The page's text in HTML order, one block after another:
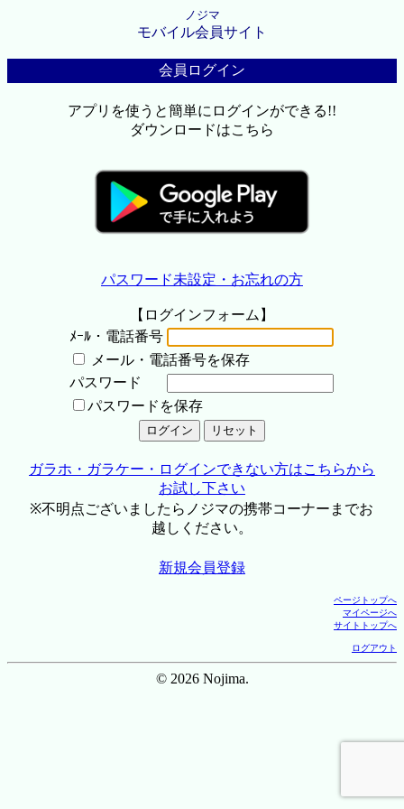
ノジマ
モバイル会員サイト
会員ログイン
アプリを使うと簡単にログインができる!!
ダウンロードはこちら
パスワード未設定・お忘れの方
【ログインフォーム】
ﾒｰﾙ・電話番号
メール・電話番号を保存
パスワード
パスワードを保存
ガラホ・ガラケー・ログインできない方はこちらから
お試し下さい
※不明点ございましたらノジマの携帯コーナーまでお
越しください。
新規会員登録
ページトップへ
マイページへ
サイトトップへ
ログアウト
© 2026 Nojima.